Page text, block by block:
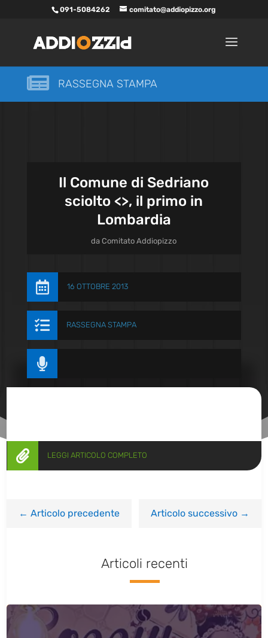
091-5084262 comitato@addiopizzo.org
 RASSEGNA STAMPA
Il Comune di Sedriano
sciolto <>, il primo in
Lombardia
daComitato Addiopizzo
 16 OTTOBRE 2013
 RASSEGNA STAMPA

 LEGGI ARTICOLO COMPLETO
←Articolo precedente Articolo successivo→
Articoli recenti